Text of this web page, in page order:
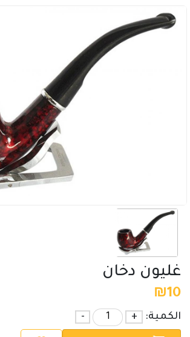
غليون دخان
₪10
الكمية: +
-